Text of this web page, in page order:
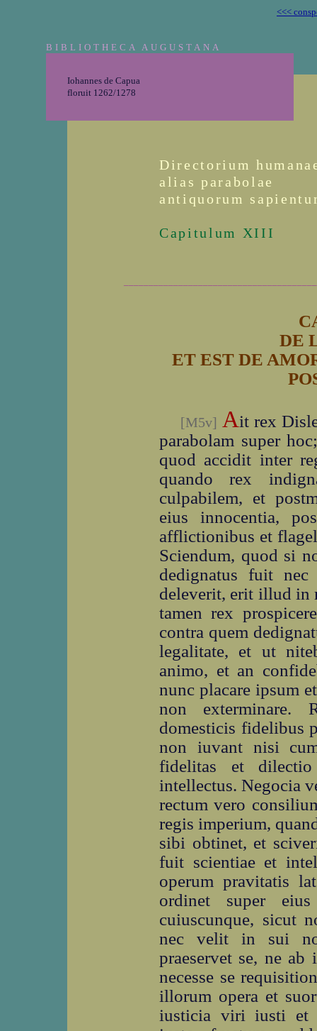
<<<
BIBLIOTHECA AUGUSTANA
Iohannes de Capua
floruit 1262/1278
Directorium
alias parabolae
antiquorum
Capitulum XIII
DE
ET EST DE
[M5v] Ait rex
parabolam super
quod accidit inter
quando rex
culpabilem, et
eius innocentia,
afflictionibus et
Sciendum, quod si
dedignatus fuit
deleverit, erit illud in
tamen rex
contra quem
legalitate, et ut
animo, et an
nunc placare ipsum
non exterminare.
domesticis fidelibus
non iuvant nisi
fidelitas et
intellectus. Negocia
rectum vero
regis imperium,
sibi obtinet, et
fuit scientiae et
operum pravitatis
ordinet super eius
cuiuscunque, sicut
nec velit in sui
praeservet se, ne
necesse se
illorum opera et
iusticia viri iusti et